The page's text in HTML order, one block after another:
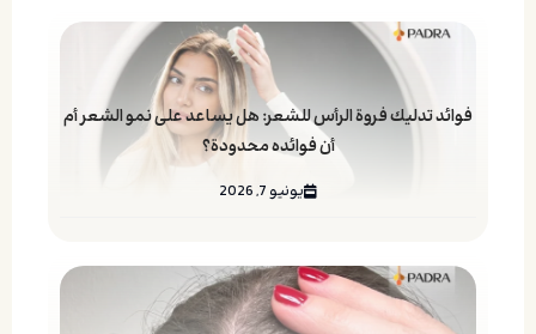
فوائد تدليك فروة الرأس للشعر: هل يساعد على نمو الشعر أم
أن فوائده محدودة؟
يونيو 7, 2026